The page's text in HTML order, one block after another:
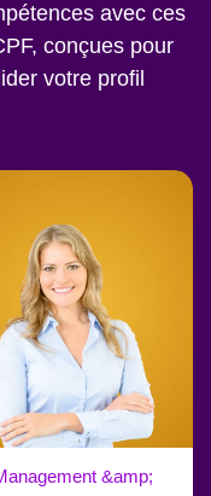
avec ces
conçues pour
votre profil
&amp;